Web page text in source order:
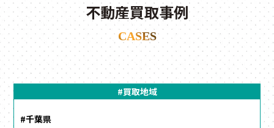
不動産買取事例
CASES
#買取地域
#千葉県